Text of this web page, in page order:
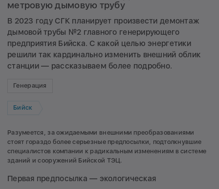
метровую дымовую трубу
В 2023 году СГК планирует произвести демонтаж
дымовой трубы №2 главного генерирующего
предприятия Бийска. С какой целью энергетики
решили так кардинально изменить внешний облик
станции — рассказываем более подробно.
Генерация
Бийск
Разумеется, за ожидаемыми внешними преобразованиями
стоят гораздо более серьезные предпосылки, подтолкнувшие
специалистов компании к радикальным изменениям в системе
зданий и сооружений Бийской ТЭЦ.
Первая предпосылка — экологическая